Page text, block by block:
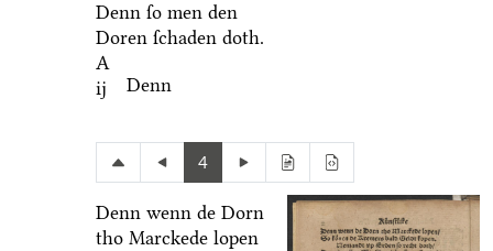
Denn ſo men den
Doren ſchaden doth.
A
ij
Denn
4
Denn wenn de Dorn
tho Marckede lopen